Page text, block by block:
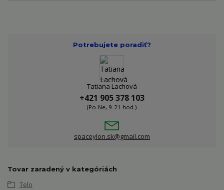
Potrebujete poradiť?
Tatiana Lachová
+421 905 378 103
(Po-Ne, 9-21 hod.)
spaceylon.sk@gmail.com
Tovar zaradený v kategóriách
Telo